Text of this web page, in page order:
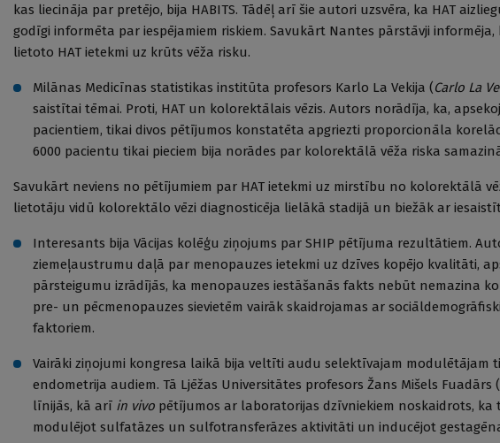
kas liecināja par pretējo, bija HABITS. Tādēļ arī šie autori uzsvēra, ka HAT
godīgi informēta par iespējamiem riskiem. Savukārt Nantes pārstāvji
lietoto HAT ietekmi uz krūts vēža risku.
Milānas Medicīnas statistikas institūta profesors Karlo La Vekija (Carlo La
saistītai tēmai. Proti, HAT un kolorektālais vēzis. Autors norādīja, ka,
pacientiem, tikai divos pētījumos konstatēta apgriezti proporcionāla
6000 pacientu tikai pieciem bija norādes par kolorektālā vēža riska
Savukārt neviens no pētījumiem par HAT ietekmi uz mirstību no kolorektālā
lietotāju vidū kolorektālo vēzi diagnosticēja lielākā stadijā un biežāk ar
Interesants bija Vācijas kolēģu ziņojums par SHIP pētījuma rezultātiem.
ziemeļaustrumu daļā par menopauzes ietekmi uz dzīves kopējo kvalitāti,
pārsteigumu izrādījās, ka menopauzes iestāšanās fakts nebūt nemazina
pre- un pēcmenopauzes sievietēm vairāk skaidrojamas ar
faktoriem.
Vairāki ziņojumi kongresa laikā bija veltīti audu selektīvajam modulētājam
endometrija audiem. Tā Ljēžas Universitātes profesors Žans Mišels Fuadārs (
līnijās, kā arī in vivo pētījumos ar laboratorijas dzīvniekiem noskaidrots,
modulējot sulfatāzes un sulfotransferāzes aktivitāti un inducējot